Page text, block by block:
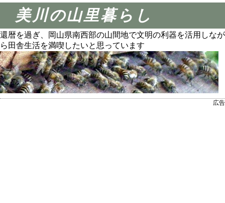
美川の山里暮らし
還暦を過ぎ、岡山県南西部の山間地で文明の利器を活用しなが
ら田舎生活を満喫したいと思っています
広告